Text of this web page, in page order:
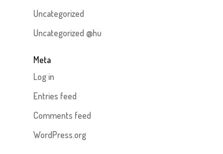
Uncategorized
Uncategorized @hu
Meta
Log in
Entries feed
Comments feed
WordPress.org